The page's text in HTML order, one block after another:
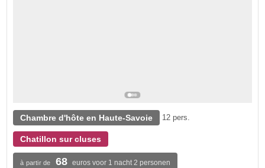
Chambre d'hôte en Haute-Savoie 12 pers.
Chatillon sur cluses
à partir de 68 euros voor 1 nacht 2 personen